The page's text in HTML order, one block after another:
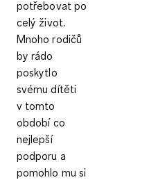
potřebovat po
celý život.
Mnoho rodičů
by rádo
poskytlo
svému dítěti
v tomto
období co
nejlepší
podporu a
pomohlo mu si